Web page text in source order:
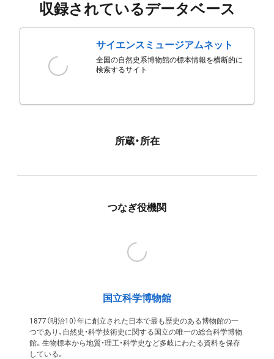
収録されているデータベース
サイエンスミュージアムネット
全国の自然史系博物館の標本情報を横断的に
検索するサイト
所蔵・所在
つなぎ役機関
国立科学博物館
1877（明治10）年に創立された日本で最も歴史のある博物館の一
つであり、自然史・科学技術史に関する国立の唯一の総合科学博物
館。生物標本から地質・理工・科学史など多岐にわたる資料を保存
している。